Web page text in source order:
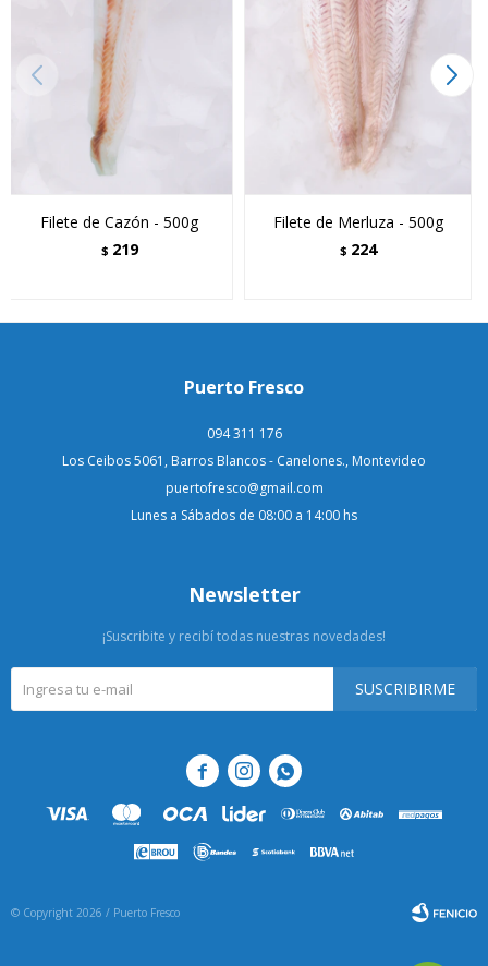
Filete de Cazón - 500g
$ 219
Filete de Merluza - 500g
$ 224
Puerto Fresco
094 311 176
Los Ceibos 5061, Barros Blancos - Canelones., Montevideo
puertofresco@gmail.com
Lunes a Sábados de 08:00 a 14:00 hs
Newsletter
¡Suscribite y recibí todas nuestras novedades!
SUSCRIBIRME
  
© Copyright 2026 / Puerto Fresco